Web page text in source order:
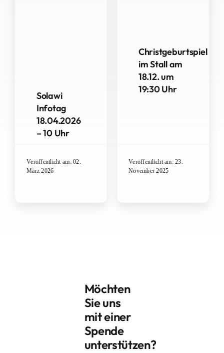
Solawi
Infotag
18.04.2026
– 10 Uhr
Veröffentlicht am: 02.
März 2026
Christgeburtspiel
im Stall am
18.12. um
19:30 Uhr
Veröffentlicht am: 23.
November 2025
Möchten
Sie uns
mit einer
Spende
unterstützen?